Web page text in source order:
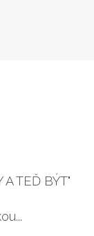
TEĎ BÝT"